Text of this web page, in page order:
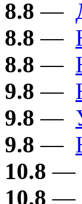
8.8 —
8.8 —
8.8 —
9.8 —
9.8 —
9.8 —
10.8 —
10.8 —